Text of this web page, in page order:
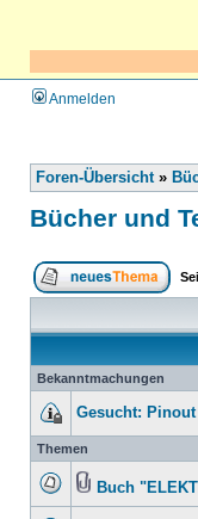
Anmelden
Foren-Übersicht»
Bücher und
Bekanntmachungen
Gesucht:
Themen
Buch